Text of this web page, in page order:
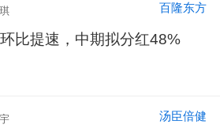
百隆东方
比提速，中期拟分红48%
汤臣倍健